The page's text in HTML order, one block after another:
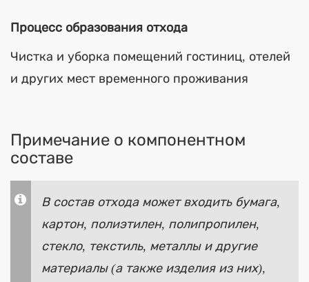
Процесс образования отхода
Чистка и уборка помещений гостиниц, отелей
и других мест временного проживания
Примечание о компонентном
составе
В состав отхода может входить бумага,
картон, полиэтилен, полипропилен,
стекло, текстиль, металлы и другие
материалы (а также изделия из них),